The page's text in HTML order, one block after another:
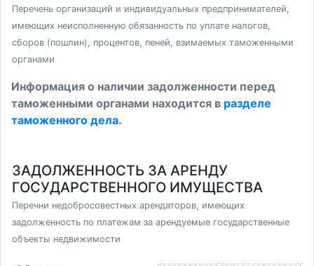
Перечень организаций и индивидуальных предпринимателей,
имеющих неисполненную обязанность по уплате налогов,
сборов (пошлин), процентов, пеней, взимаемых таможенными
органами
Информация о наличии задолженности перед
таможенными органами находится в разделе
таможенного дела.
ЗАДОЛЖЕННОСТЬ ЗА АРЕНДУ
ГОСУДАРСТВЕННОГО ИМУЩЕСТВА
Перечни недобросовестных арендаторов, имеющих
задолженность по платежам за арендуемые государственные
объекты недвижимости